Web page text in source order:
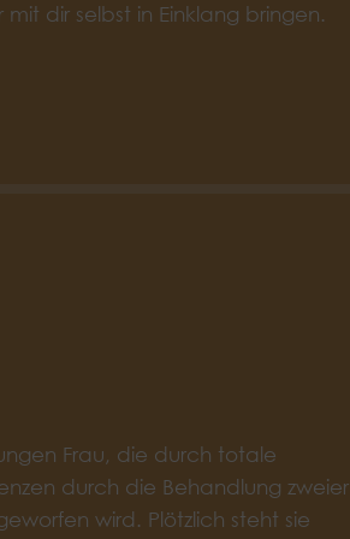
dir selbst in Einklang bringen.
Frau, die durch totale
durch die Behandlung zweier
wird. Plötzlich steht sie